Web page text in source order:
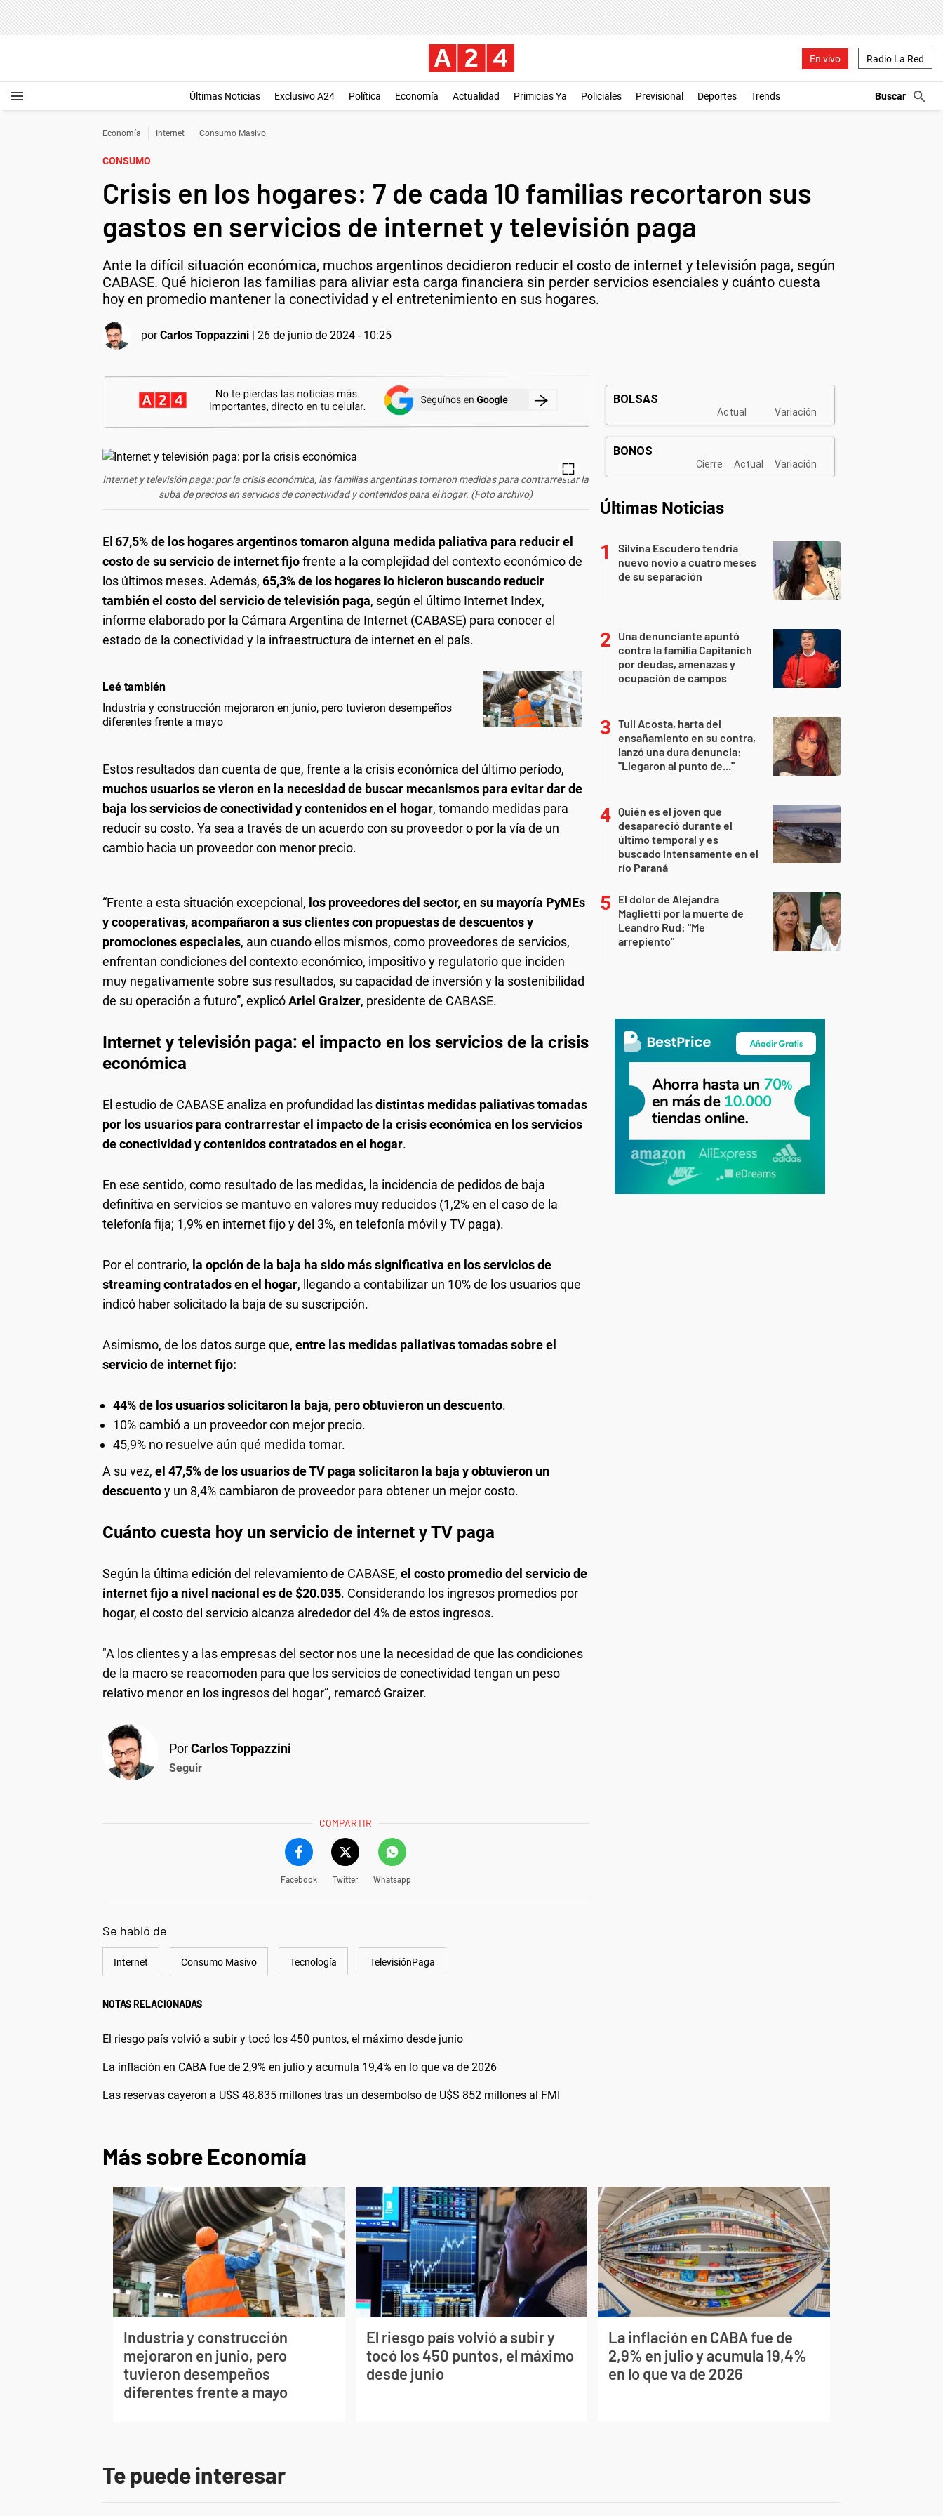
En vivo Radio La Red
Últimas Noticias Exclusivo A24 Política Economía Actualidad Primicias Ya Policiales Previsional Deportes Trends
Economía Internet Consumo Masivo
CONSUMO
Crisis en los hogares: 7 de cada 10 familias recortaron sus
gastos en servicios de internet y televisión paga
Ante la difícil situación económica, muchos argentinos decidieron reducir el costo de internet y televisión paga, según
CABASE. Qué hicieron las familias para aliviar esta carga financiera sin perder servicios esenciales y cuánto cuesta
hoy en promedio mantener la conectividad y el entretenimiento en sus hogares.
porCarlos Toppazzini | 26 de junio de 2024 - 10:25
Internet y televisión paga: por la crisis económica, las familias argentinas tomaron medidas para contrarrestar la
suba de precios en servicios de conectividad y contenidos para el hogar. (Foto archivo)
El 67,5% de los hogares argentinos tomaron alguna medida paliativa para reducir el
costo de su servicio de internet fijofrente a la complejidad del contexto económico de
los últimos meses. Además, 65,3% de los hogares lo hicieron buscando reducir
también el costo del servicio de televisión paga, según el último Internet Index,
informe elaborado por la Cámara Argentina de Internet (CABASE) para conocer el
estado de la conectividad y la infraestructura de internet en el país.
Leé también
Industria y construcción mejoraron en junio, pero tuvieron desempeños
diferentes frente a mayo
Estos resultados dan cuenta de que, frente a la crisis económica del último período,
muchos usuarios se vieron en la necesidad de buscar mecanismos para evitar dar de
baja los servicios de conectividad y contenidos en el hogar, tomando medidas para
reducir su costo. Ya sea a través de un acuerdo con su proveedor o por la vía de un
cambio hacia un proveedor con menor precio.
“Frente a esta situación excepcional, los proveedores del sector, en su mayoría PyMEs
y cooperativas, acompañaron a sus clientes con propuestas de descuentos y
promociones especiales, aun cuando ellos mismos, como proveedores de servicios,
enfrentan condiciones del contexto económico, impositivo y regulatorio que inciden
muy negativamente sobre sus resultados, su capacidad de inversión y la sostenibilidad
de su operación a futuro”, explicóAriel Graizer, presidente de CABASE.
Internet y televisión paga: el impacto en los servicios de la crisis
económica
El estudio de CABASE analiza en profundidad lasdistintas medidas paliativas tomadas
por los usuarios para contrarrestar el impacto de la crisis económica en los servicios
de conectividad y contenidos contratados en el hogar.
En ese sentido, como resultado de las medidas, la incidencia de pedidos de baja
definitiva en servicios se mantuvo en valores muy reducidos (1,2% en el caso de la
telefonía fija; 1,9% en internet fijo y del 3%, en telefonía móvil y TV paga).
Por el contrario, la opción de la baja ha sido más significativa en los servicios de
streaming contratados en el hogar, llegando a contabilizar un 10% de los usuarios que
indicó haber solicitado la baja de su suscripción.
Asimismo, de los datos surge que, entre las medidas paliativas tomadas sobre el
servicio de internet fijo:
44% de los usuarios solicitaron la baja, pero obtuvieron un descuento.
10% cambió a un proveedor con mejor precio.
45,9% no resuelve aún qué medida tomar.
A su vez, el 47,5% de los usuarios de TV paga solicitaron la baja y obtuvieron un
descuentoy un 8,4% cambiaron de proveedor para obtener un mejor costo.
Cuánto cuesta hoy un servicio de internet y TV paga
Según la última edición del relevamiento de CABASE, el costo promedio del servicio de
internet fijo a nivel nacional es de $20.035. Considerando los ingresos promedios por
hogar, el costo del servicio alcanza alrededor del 4% de estos ingresos.
"A los clientes y a las empresas del sector nos une la necesidad de que las condiciones
de la macro se reacomoden para que los servicios de conectividad tengan un peso
relativo menor en los ingresos del hogar”, remarcó Graizer.
PorCarlos Toppazzini
Seguir
COMPARTIR
Facebook Twitter Whatsapp
Se habló de
Internet Consumo Masivo Tecnología TelevisiónPaga
NOTAS RELACIONADAS
El riesgo país volvió a subir y tocó los 450 puntos, el máximo desde junio
La inflación en CABA fue de 2,9% en julio y acumula 19,4% en lo que va de 2026
Las reservas cayeron a U$S 48.835 millones tras un desembolso de U$S 852 millones al FMI
Últimas Noticias
Silvina Escudero tendría
nuevo novio a cuatro meses
de su separación
Una denunciante apuntó
contra la familia Capitanich
por deudas, amenazas y
ocupación de campos
Tuli Acosta, harta del
ensañamiento en su contra,
lanzó una dura denuncia:
"Llegaron al punto de..."
Quién es el joven que
desapareció durante el
último temporal y es
buscado intensamente en el
río Paraná
El dolor de Alejandra
Maglietti por la muerte de
Leandro Rud: "Me
arrepiento"
Más sobre Economía
Industria y construcción
mejoraron en junio, pero
tuvieron desempeños
diferentes frente a mayo
El riesgo país volvió a subir y
tocó los 450 puntos, el máximo
desde junio
La inflación en CABA fue de
2,9% en julio y acumula 19,4%
en lo que va de 2026
Te puede interesar